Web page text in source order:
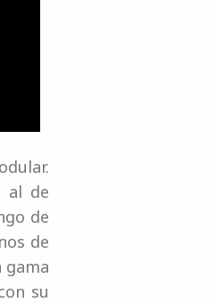
al de
de
de
gama
su